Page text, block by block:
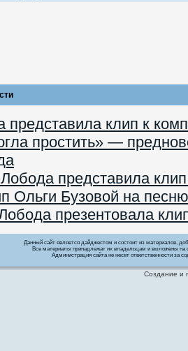
представила клип к
простить» —
представила
Ольги Бузовой на
презентовала
Данный сайт является дайджестом и состоит из материалов,
Все материалы принадлежат их владельцам и выложены на
Администрация сайта не несет ответственности за
Создание и